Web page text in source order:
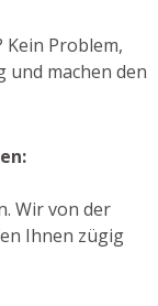
Problem,
machen den
Wir von der
Ihnen zügig